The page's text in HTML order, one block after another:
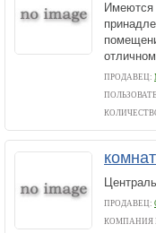
Имеются
ПРОДАВЕЦ:
ПРОДАВЕЦ:
КОМПАНИЯ